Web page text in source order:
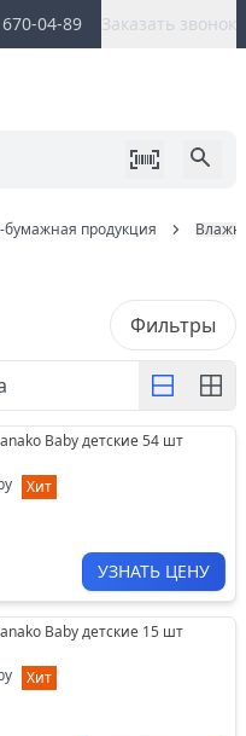
04-89 Заказать звонок
бумажная продукция
Фильтры
Baby детские 54 шт
Хит
УЗНАТЬ ЦЕНУ
Baby детские 15 шт
Хит